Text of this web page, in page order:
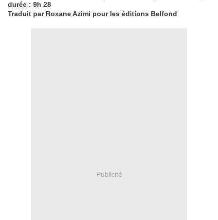
durée : 9h 28
Traduit par Roxane Azimi pour les éditions Belfond
Publicité